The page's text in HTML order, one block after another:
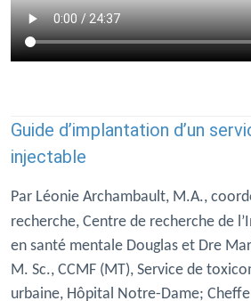
Guide d’implantation d’un
injectable
Par Léonie Archambault, M.A.,
recherche, Centre de recherche de
en santé mentale Douglas et Dre
M. Sc., CCMF (MT), Service de
urbaine, Hôpital Notre-Dame;